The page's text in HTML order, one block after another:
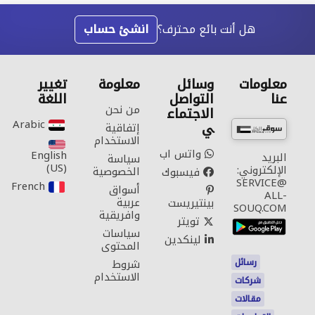
هل أنت بائع محترف؟ انشئ حساب
معلومات
عنا
البريد
الإلكتروني:
SERVICE@
ALL-
SOUQ.COM
رسائل
شركات
مقالات
وسائل
التواصل
الاجتماع
ي
واتس اب
فيسبوك
بينتيريست
تويتر
لينكدين
معلومة
من نحن
إتفاقية
الاستخدام
سياسة
الخصوصية
أسواق
عربية
وافريقية
سياسات
المحتوى
شروط
الاستخدام
تغيير
اللغة
Arabic‎
English
(US)‎
French‎